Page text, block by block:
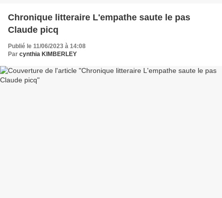
Chronique litteraire L'empathe saute le pas
Claude picq
Publié le 11/06/2023 à 14:08
Par cynthia KIMBERLEY